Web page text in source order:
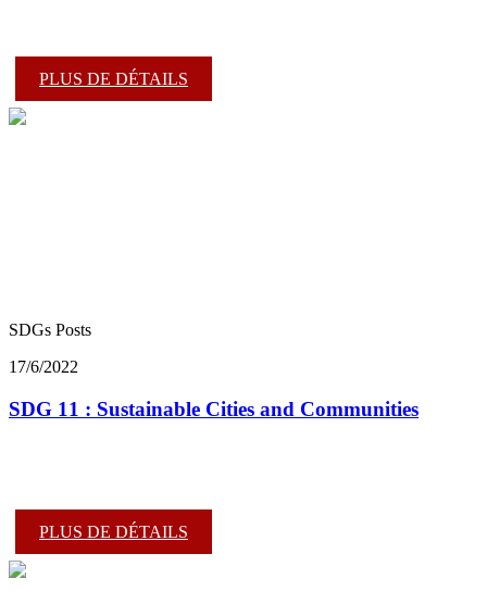
PLUS DE DÉTAILS
SDGs Posts
17/6/2022
SDG 11 : Sustainable Cities and Communities
PLUS DE DÉTAILS